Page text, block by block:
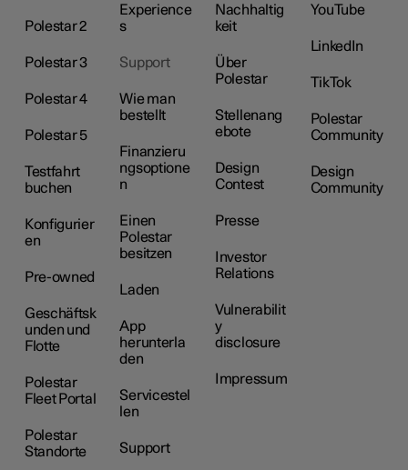
Polestar 2
Polestar 3
Polestar 4
Polestar 5
Testfahrt
buchen
Konfigurier
en
Pre-owned
Geschäftsk
unden und
Flotte
Polestar
Fleet Portal
Polestar
Standorte
Experience
s
Support
Wie man
bestellt
Finanzieru
ngsoptione
n
Einen
Polestar
besitzen
Laden
App
herunterla
den
Servicestel
len
Support
Nachhaltig
keit
Über
Polestar
Stellenang
ebote
Design
Contest
Presse
Investor
Relations
Vulnerabilit
y
disclosure
Impressum
YouTube
LinkedIn
TikTok
Polestar
Community
Design
Community